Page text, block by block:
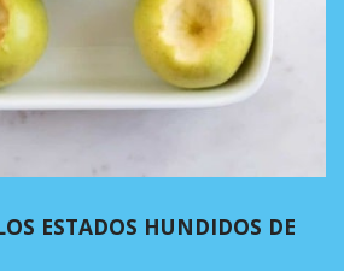
ESTADOS HUNDIDOS DE